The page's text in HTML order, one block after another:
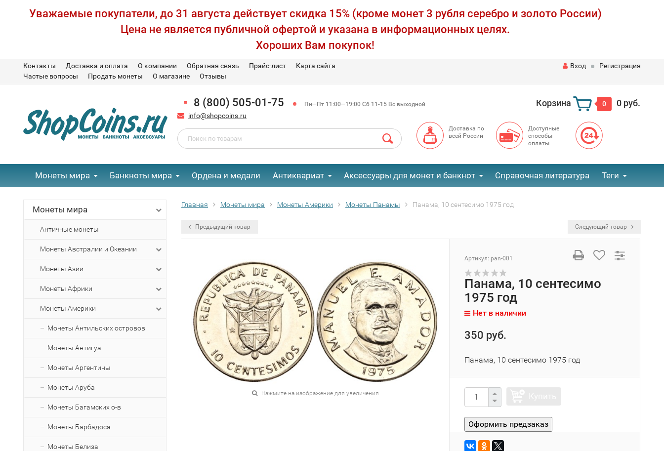
Уважаемые покупатели, до 31 августа действует скидка 15% (кроме монет 3 рубля серебро и золото России)
Цена не является публичной офертой и указана в информационных целях.
Хороших Вам покупок!
Контакты Доставка и оплата О компании Обратная связь Прайс-лист
Карта сайта
Частые вопросы
Продать монеты О магазине Отзывы
Вход Регистрация
8 (800) 505-01-75 Пн—Пт 11:00—19:00 Сб 11-15 Вс выходной
info@shopcoins.ru
Корзина 0 0 руб.
Доставка по
всей России
Доступные
способы
оплаты
Монеты мира Банкноты мира Ордена и медали Антиквариат Аксессуары для монет и банкнот Справочная литература Теги
Монеты мира
Античные монеты
Монеты Австралии и Океании
Монеты Азии
Монеты Африки
Монеты Америки
Монеты Антильских островов
Монеты Антигуа
Монеты Аргентины
Монеты Аруба
Монеты Багамских о-в
Монеты Барбадоса
Монеты Белиза
Главная Монеты мира Монеты Америки Монеты Панамы Панама, 10 сентесимо 1975 год
Предыдущий товар Следующий товар
Нажмите на изображение для увеличения
Артикул: pan-001
Панама, 10 сентесимо
1975 год
Нет в наличии
350 руб.
Панама, 10 сентесимо 1975 год